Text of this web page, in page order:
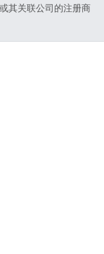
其关联公司的注册商